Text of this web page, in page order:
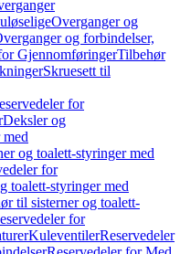
Overganger og
og forbindelser,
GjennomføringerTilbehør
Skruesett til
for
Deksler og
og toalett-styringer med
for
toalett-styringer med
til sisterner og toalett-
for
KuleventilerReservedeler